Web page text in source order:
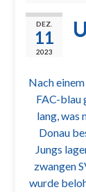
DEZ.
11
2023
Nach
FAC-blau
lang, was
Donau
Jungs
zwangen
wurde